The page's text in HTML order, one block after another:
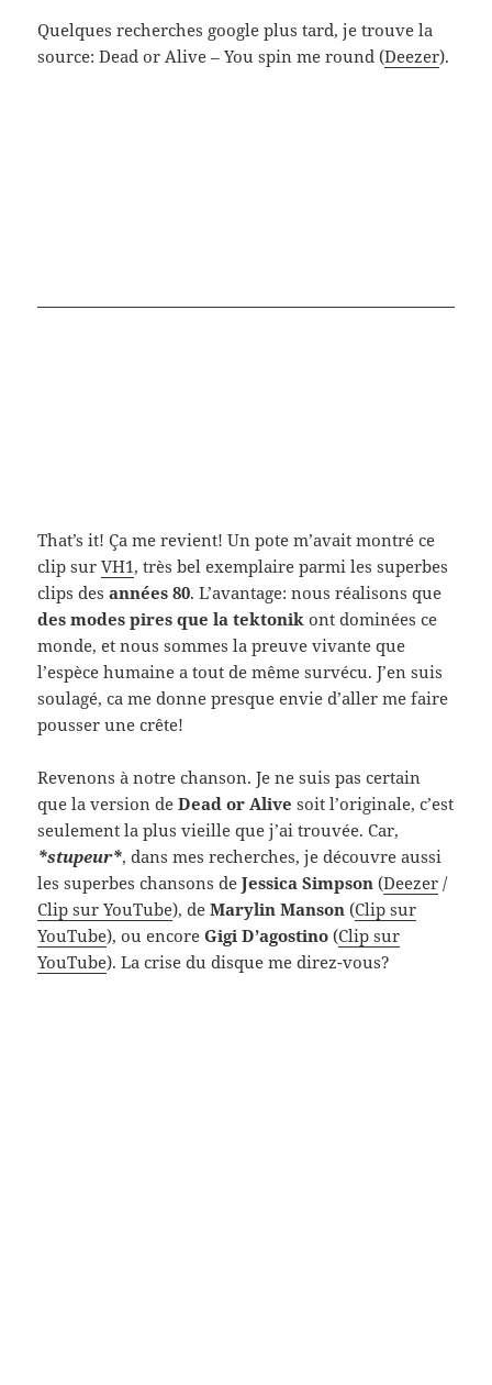
Quelques recherches google plus tard, je trouve la
source: Dead or Alive – You spin me round (Deezer).
That’s it! Ça me revient! Un pote m’avait montré ce
clip surVH1, très bel exemplaire parmi les superbes
clips desannées 80. L’avantage: nous réalisons que
des modes pires que latektonik ont dominées ce
monde, et nous sommes la preuve vivante que
l’espèce humaine a tout de même survécu. J’en suis
soulagé, ca me donne presque envie d’aller me faire
pousser une crête!
Revenons à notre chanson. Je ne suis pas certain
que la version deDead or Alive soit l’originale, c’est
seulement la plus vieille que j’ai trouvée. Car,
*stupeur*, dans mes recherches, je découvre aussi
les superbes chansons deJessica Simpson (Deezer /
Clip sur YouTube), deMarylin Manson (Clip sur
YouTube), ou encoreGigi D’agostino(Clip sur
YouTube). La crise du disque me direz-vous?